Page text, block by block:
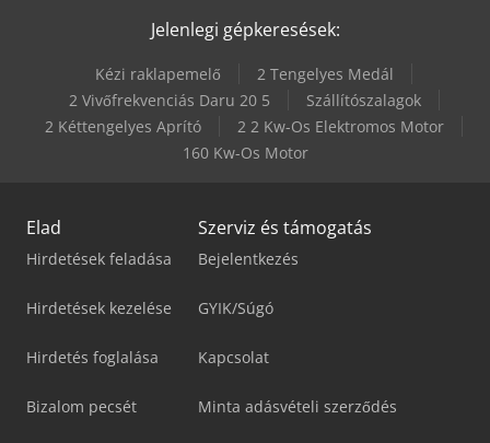
Jelenlegi gépkeresések:
Kézi raklapemelő
2 Tengelyes Medál
2 Vivőfrekvenciás Daru 20 5
Szállítószalagok
2 Kéttengelyes Aprító
2 2 Kw-Os Elektromos Motor
160 Kw-Os Motor
Elad
Hirdetések feladása
Hirdetések kezelése
Hirdetés foglalása
Bizalom pecsét
Szerviz és támogatás
Bejelentkezés
GYIK/Súgó
Kapcsolat
Minta adásvételi szerződés